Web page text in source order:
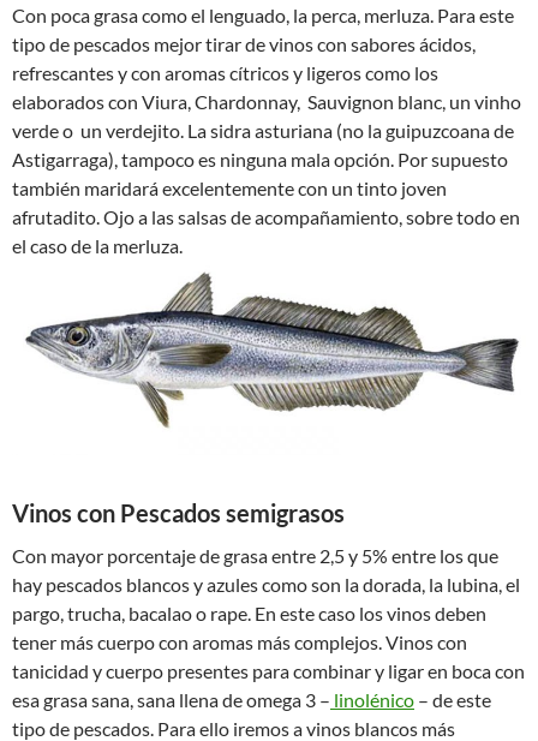
Con poca grasa como el lenguado, la perca, merluza. Para este
tipo de pescados mejor tirar de vinos con sabores ácidos,
refrescantes y con aromas cítricos y ligeros como los
elaborados con Viura, Chardonnay, Sauvignon blanc, un vinho
verde o un verdejito. La sidra asturiana (no la guipuzcoana de
Astigarraga), tampoco es ninguna mala opción. Por supuesto
también maridará excelentemente con un tinto joven
afrutadito. Ojo a las salsas de acompañamiento, sobre todo en
el caso de la merluza.
Vinos con Pescados semigrasos
Con mayor porcentaje de grasa entre 2,5 y 5% entre los que
hay pescados blancos y azules como son la dorada, la lubina, el
pargo, trucha, bacalao o rape. En este caso los vinos deben
tener más cuerpo con aromas más complejos. Vinos con
tanicidad y cuerpo presentes para combinar y ligar en boca con
esa grasa sana, sana llena de omega 3 – linolénico – de este
tipo de pescados. Para ello iremos a vinos blancos más